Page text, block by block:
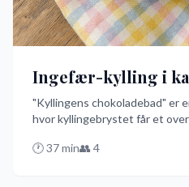
Ingefær-kylling i
"Kyllingens chokoladebad" er
hvor kyllingebrystet får et
en travl aften, hvor du alligevel
🕐37min👥 4